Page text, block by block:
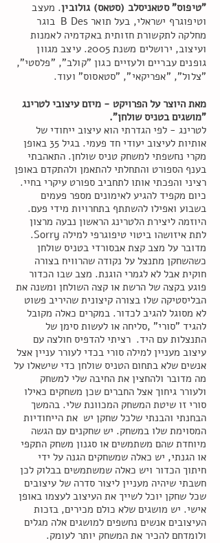
"טיפוס" סטאניסלב (סטאס) גולובין. מעצב
וטיפוגרף ישראלי, בעל תואר B Des בוגר
מחלקה לתקשורת חזותית באקדמיה לאמנות
ועיצוב, ירושלים משנת 2005. עיצב מגוון
גופנים עבריים ולעזיים כגון "קולב", "פלסטי",
"צלול", "אפריקאי", "סטאסוס" ועוד.
מאת היוצר על הפרויקט - מיזם עיצובי לטרינג
"מושגים בטניס שולחן".
לטרינג - לפי הגדרתי הוא עיצוב ייחודי של
אותיות לעיצוב יעודי חד פעמי. בגיל 35 באופן
מקרי נחשפתי למשחק טניס שולחן. התאהבתי
בענף הספורט והתחלתי להתאמן ולהתקדם באופן
רציני והפכתי אותו לתחביב ספורט עיקרי בחיי.
כיום מקפיד להגיע לאימונים מספר פעמים
בשבוע ואפילו להשתתף בתחרויות מידי פעם.
היוזמה ליצירת הלטרינג הראשון נבעה מרצון
לתת איזושהו ביטוי טיפוגרפי למילה Sorry.
מדובר על מצב קצת אבסורדי בטניס שולחן
כשהשחקן מתנצל על נקודה שהרוויח בצורה
חוקית אבל לא לגמרי הוגנת. מצב שבו הכדור
פוגע בקצה של הרשת או קצה השולחן ומשנה את
הבליסטיקה שלו בצורה קיצונית שהיריב פשוט
לא מסוגל להגיב לכדור. במקרים כאלה מקובל
להגיד "סורי" ,סליחה או לעשות סימן של
התנצלות עם היד. רציתי להדפיס חולצה עם
עיצוב מעניין למילה סורי בכדי לעורר עניין אצל
אנשים שלא בתחום הטניס שולחן כדי שישאלו על
מה מדובר ולהחצין את החיבה שלי למשחק
ולעורר גיחוך אצל החברים שכן משחקים כאילו
סורי זו שיטת המשחק המכוונת שלי. בהמשך
הבחנתי והבנתי שלכל שחקן יש את הייחודיות
המסוימת שלו במשחק. יש שחקנים עם הגשה
מיוחדת שהם משתמשים או סגנון משחק התקפי
או הגנתי, יש כאלה שמשחקים הגנה על ידי
חיתוך הכדור ויש כאלה שמשתמשים בבלוק לכן
חשבתי שיהיה מעניין ליצור סדרה של עיצובים
שכל שחקן יוכל לשייך את העיצוב לעצמו באופן
אישי. יש מושגים שלא כולם מכירים, בזכות
העיצובים אנשים נחשפים למושגים אלה מגלים
ולומדחם להכיר את המשחק יותר לעומק.